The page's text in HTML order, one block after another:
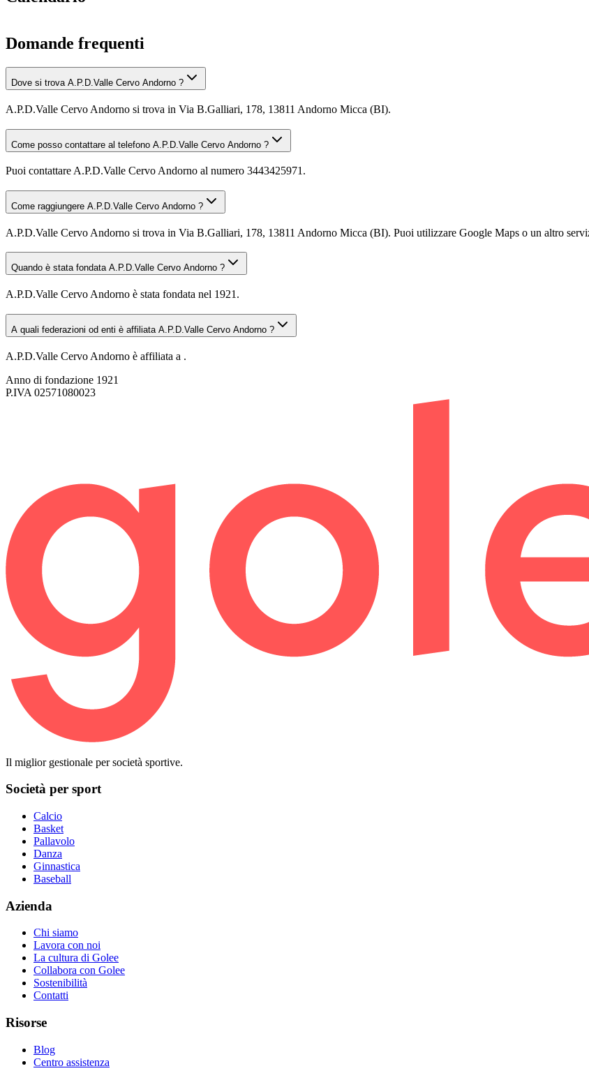
Domande frequenti
Dove si trova A.P.D.Valle Cervo Andorno ?
A.P.D.Valle Cervo Andorno si trova in Via B.Galliari, 178, 13811 Andorno Micca (BI).
Come posso contattare al telefono A.P.D.Valle Cervo Andorno ?
Puoi contattare A.P.D.Valle Cervo Andorno al numero 3443425971.
Come raggiungere A.P.D.Valle Cervo Andorno ?
A.P.D.Valle Cervo Andorno si trova in Via B.Galliari, 178, 13811 Andorno Micca (BI). Puoi utilizzare Google Maps o un altro
Quando è stata fondata A.P.D.Valle Cervo Andorno ?
A.P.D.Valle Cervo Andorno è stata fondata nel 1921.
A quali federazioni od enti è affiliata A.P.D.Valle Cervo Andorno ?
A.P.D.Valle Cervo Andorno è affiliata a .
Anno di fondazione 1921
P.IVA 02571080023
Il miglior gestionale per società sportive.
Società per sport
Calcio
Basket
Pallavolo
Danza
Ginnastica
Baseball
Azienda
Chi siamo
Lavora con noi
La cultura di Golee
Collabora con Golee
Sostenibilità
Contatti
Risorse
Blog
Centro assistenza